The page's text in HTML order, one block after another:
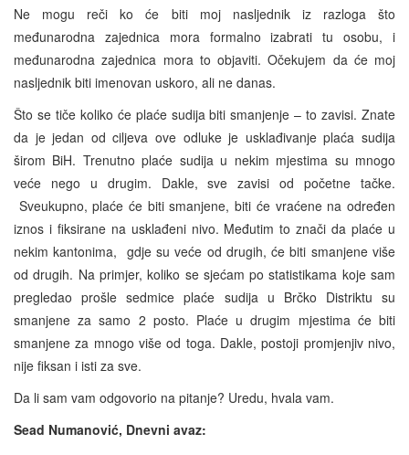
Ne mogu reči ko će biti moj nasljednik iz razloga što
međunarodna zajednica mora formalno izabrati tu osobu, i
međunarodna zajednica mora to objaviti. Očekujem da će moj
nasljednik biti imenovan uskoro, ali ne danas.
Što se tiče koliko će plaće sudija biti smanjenje – to zavisi. Znate
da je jedan od ciljeva ove odluke je usklađivanje plaća sudija
širom BiH. Trenutno plaće sudija u nekim mjestima su mnogo
veće nego u drugim. Dakle, sve zavisi od početne tačke.
Sveukupno, plaće će biti smanjene, biti će vraćene na određen
iznos i fiksirane na usklađeni nivo. Međutim to znači da plaće u
nekim kantonima, gdje su veće od drugih, će biti smanjene više
od drugih. Na primjer, koliko se sjećam po statistikama koje sam
pregledao prošle sedmice plaće sudija u Brčko Distriktu su
smanjene za samo 2 posto. Plaće u drugim mjestima će biti
smanjene za mnogo više od toga. Dakle, postoji promjenjiv nivo,
nije fiksan i isti za sve.
Da li sam vam odgovorio na pitanje? Uredu, hvala vam.
Sead Numanović, Dnevni avaz: